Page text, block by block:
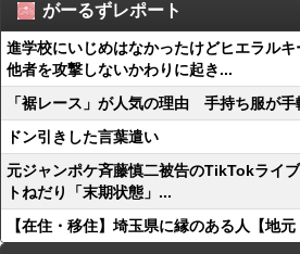
がーるずレポート
進学校にいじめはなかったけどヒエラル
他者を攻撃しないかわりに起き...
「裾レース」が人気の理由 手持ち服が手
ドン引きした言葉遣い
元ジャンポケ斉藤慎二被告のTikTokライ
トねだり「末期状態」...
【在住・移住】埼玉県に縁のある人【地元